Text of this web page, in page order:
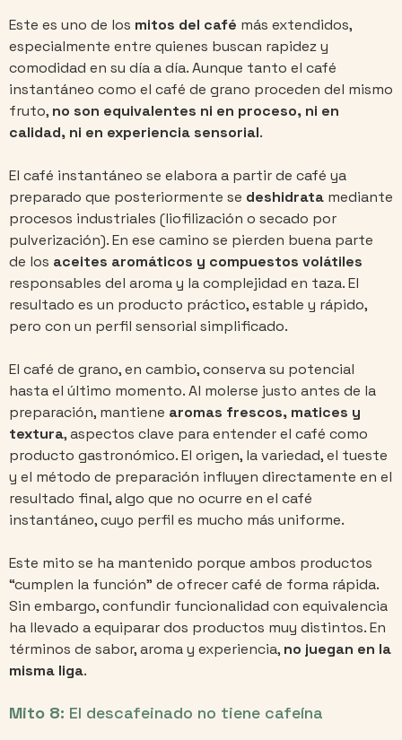
Este es uno de los mitos del café más extendidos,
especialmente entre quienes buscan rapidez y
comodidad en su día a día. Aunque tanto el café
instantáneo como el café de grano proceden del mismo
fruto, no son equivalentes ni en proceso, ni en
calidad, ni en experiencia sensorial.
El café instantáneo se elabora a partir de café ya
preparado que posteriormente se deshidrata mediante
procesos industriales (liofilización o secado por
pulverización). En ese camino se pierden buena parte
de los aceites aromáticos y compuestos volátiles
responsables del aroma y la complejidad en taza. El
resultado es un producto práctico, estable y rápido,
pero con un perfil sensorial simplificado.
El café de grano, en cambio, conserva su potencial
hasta el último momento. Al molerse justo antes de la
preparación, mantiene aromas frescos, matices y
textura, aspectos clave para entender el café como
producto gastronómico. El origen, la variedad, el tueste
y el método de preparación influyen directamente en el
resultado final, algo que no ocurre en el café
instantáneo, cuyo perfil es mucho más uniforme.
Este mito se ha mantenido porque ambos productos
“cumplen la función” de ofrecer café de forma rápida.
Sin embargo, confundir funcionalidad con equivalencia
ha llevado a equiparar dos productos muy distintos. En
términos de sabor, aroma y experiencia, no juegan en la
misma liga.
Mito 8: El descafeinado no tiene cafeína